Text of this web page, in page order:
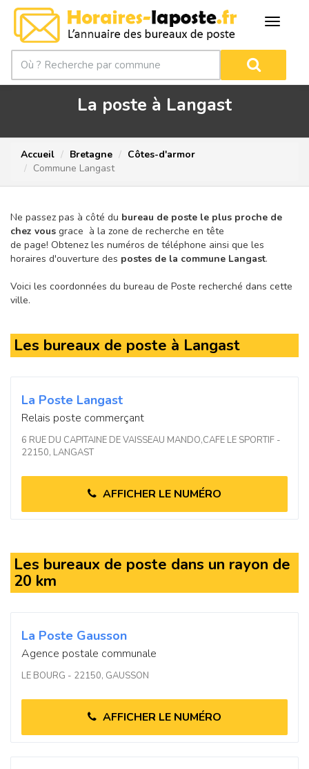
La poste à Langast
Accueil Bretagne
Côtes-d'armor
Commune Langast
Ne passez pas à côté du bureau de poste le plus proche de
chez vous grace à la zone de recherche en tête
de page! Obtenez les numéros de téléphone ainsi que les
horaires d'ouverture des postes de la commune Langast.
Voici les coordonnées du bureau de Poste recherché dans cette
ville.
Les bureaux de poste à Langast
La Poste Langast
Relais poste commerçant
6 RUE DU CAPITAINE DE VAISSEAU MANDO,CAFE LE SPORTIF -
22150, LANGAST
AFFICHER LE NUMÉRO
Les bureaux de poste dans un rayon de
20 km
La Poste Gausson
Agence postale communale
LE BOURG - 22150, GAUSSON
AFFICHER LE NUMÉRO